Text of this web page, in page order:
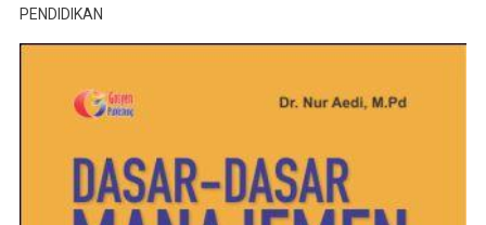
PENDIDIKAN